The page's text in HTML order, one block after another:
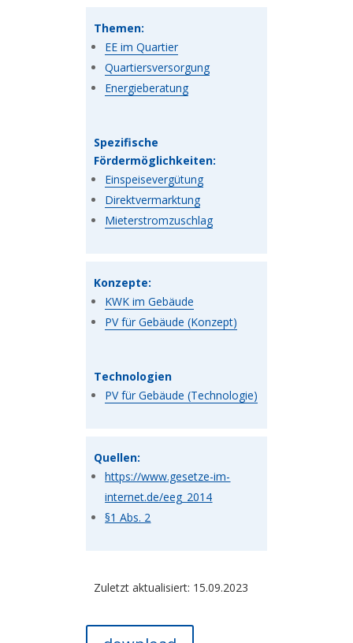
Themen:
EE im Quartier
Quartiersversorgung
Energieberatung
Spezifische
Fördermöglichkeiten:
Einspeisevergütung
Direktvermarktung
Mieterstromzuschlag
Konzepte:
KWK im Gebäude
PV für Gebäude (Konzept)
Technologien
PV für Gebäude (Technologie)
Quellen:
https://www.gesetze-im-
internet.de/eeg_2014
§1 Abs. 2
Zuletzt aktualisiert: 15.09.2023